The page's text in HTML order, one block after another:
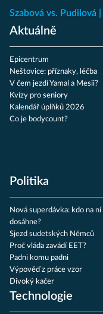
Szabová vs. Pudilová
Aktuálně
Epicentrum
Neštovice: příznaky, léčba
V čem jezdí Yamal a Mesii?
Kvízy pro seniory
Kalendář úplňků 2026
Co je bodycount?
Politika
Nová superdávka: kdo na ní
dosáhne?
Sjezd sudetských Němců
Proč vláda zavádí EET?
Padni komu padni
Výpověď z práce vzor
Divoký kačer
Technologie